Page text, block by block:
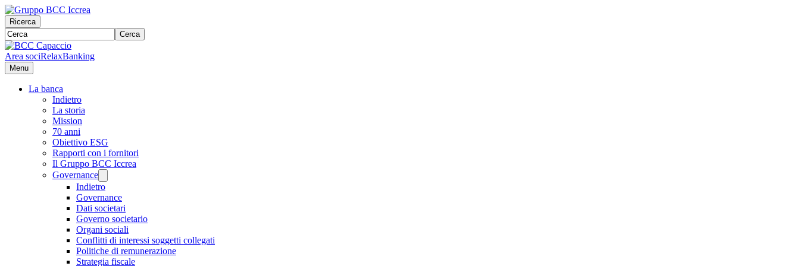
Ricerca
Cerca
Area sociRelaxBanking
Menu
La banca
Indietro
La storia
Mission
70 anni
Obiettivo ESG
Rapporti con i fornitori
Il Gruppo BCC Iccrea
Governance
Indietro
Governance
Dati societari
Governo societario
Organi sociali
Conflitti di interessi soggetti collegati
Politiche di remunerazione
Strategia fiscale